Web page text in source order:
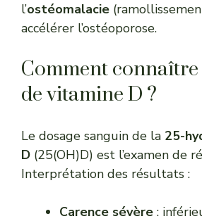
l’ostéomalacie
accélérer l’ostéoporose.
Comment
de vitamine D ?
Le dosage sanguin de la 25-
D (25(OH)D) est l’examen de
Interprétation des résultats :
Carence sévère :